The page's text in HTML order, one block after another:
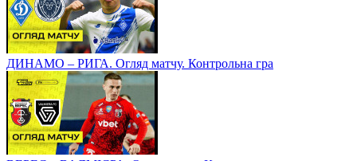
ДИНАМО – РИГА. Огляд матчу. Контрольна гра